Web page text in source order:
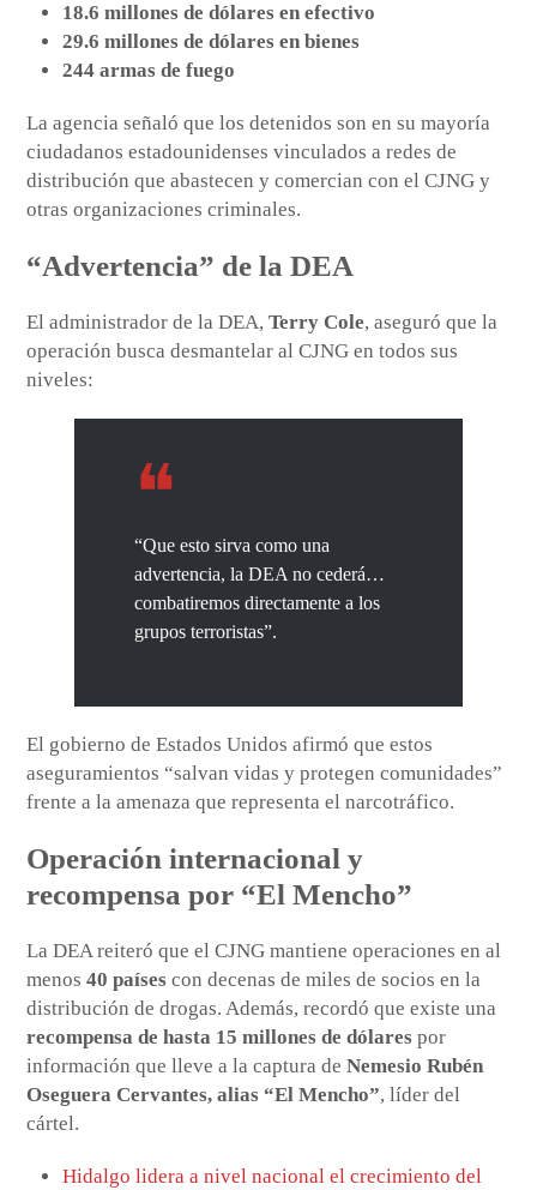
18.6 millones de dólares en efectivo
29.6 millones de dólares en bienes
244 armas de fuego
La agencia señaló que los detenidos son en su mayoría
ciudadanos estadounidenses vinculados a redes de
distribución que abastecen y comercian con el CJNG y
otras organizaciones criminales.
“Advertencia” de la DEA
El administrador de la DEA,Terry Cole, aseguró que la
operación busca desmantelar al CJNG en todos sus
niveles:
“Que esto sirva como una
advertencia, la DEA no cederá…
combatiremos directamente a los
grupos terroristas”.
El gobierno de Estados Unidos afirmó que estos
aseguramientos “salvan vidas y protegen comunidades”
frente a la amenaza que representa el narcotráfico.
Operación internacional y
recompensa por “El Mencho”
La DEA reiteró que el CJNG mantiene operaciones en al
menos40 países con decenas de miles de socios en la
distribución de drogas. Además, recordó que existe una
recompensa de hasta 15 millones de dólares por
información que lleve a la captura deNemesio Rubén
Oseguera Cervantes, alias “El Mencho”, líder del
cártel.
Hidalgo lidera a nivel nacional el crecimiento del